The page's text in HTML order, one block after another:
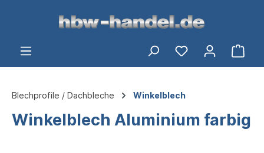
springen
Blechprofile / Dachbleche Winkelblech
Winkelblech Aluminium farbig